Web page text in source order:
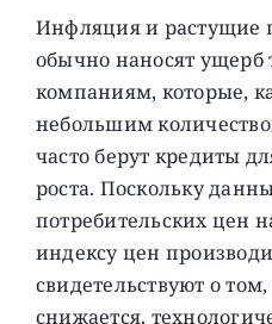
Инфляция и растущие
обычно наносят ущерб
компаниям, которые,
небольшим
часто берут кредиты
роста. Поскольку
потребительских цен
индексу цен
свидетельствуют о
снижается,